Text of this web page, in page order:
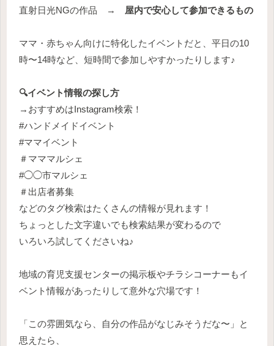
直射日光NGの作品 → 屋内で安心して参加できるもの
ママ・赤ちゃん向けに特化したイベントだと、平日の10
時〜14時など、短時間で参加しやすかったりします♪
🔍️イベント情報の探し方
→おすすめはInstagram検索！
#ハンドメイドイベント
#ママイベント
＃マママルシェ
#◯◯市マルシェ
＃出店者募集
などのタグ検索はたくさんの情報が見れます！
ちょっとした文字違いでも検索結果が変わるので
いろいろ試してくださいね♪
地域の育児支援センターの掲示板やチラシコーナーもイ
ベント情報があったりして意外な穴場です！
「この雰囲気なら、自分の作品がなじみそうだな〜」と
思えたら、